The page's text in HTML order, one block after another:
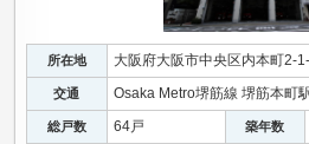
所在地 大阪府大阪市中央区内本町2-
交通 Osaka Metro堺筋線 堺筋本町
総戸数 64戸 築年数